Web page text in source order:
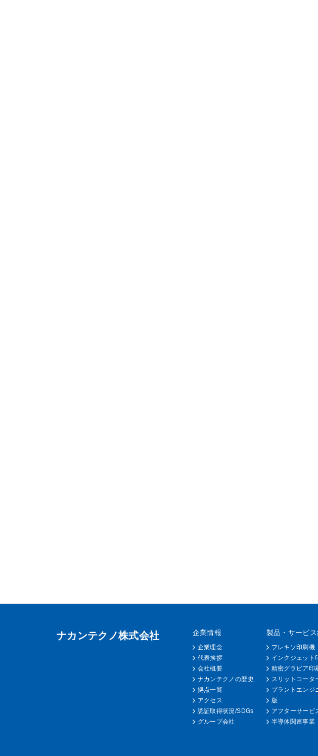
ナカンテクノ株式会社 企業情報
企業理念
代表挨拶
会社概要
ナカンテクノの歴史
拠点一覧
アクセス
認証取得状況/SDGs
グループ会社
製品・サービ
フレキソ印刷機
インクジェット
精密グラビア印
スリットコータ
プラントエンジ
版
アフターサービ
半導体関連事業